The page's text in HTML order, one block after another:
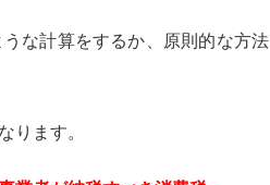
な計算をするか、原則的な方法
ります。